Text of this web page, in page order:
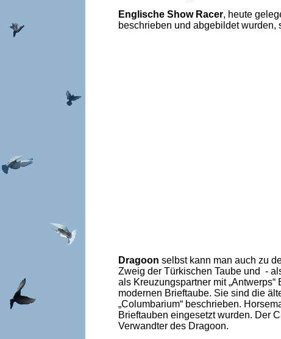
Englische Show Racer, heute
beschrieben und abgebildet
Dragoon selbst kann man auch zu
Zweig der Türkischen Taube und -
als Kreuzungspartner mit
modernen Brieftaube. Sie sind die
„Columbarium“ beschrieben.
Brieftauben eingesetzt wurden. Der
Verwandter des Dragoon.